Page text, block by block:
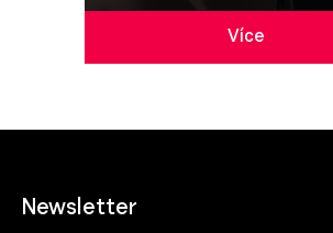
Více
Newsletter